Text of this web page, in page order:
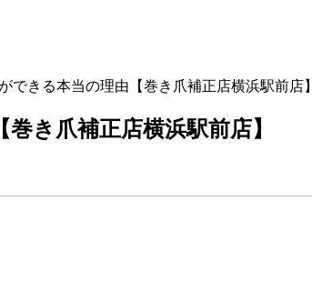
できる本当の理由【巻き爪補正店横浜駅前店】
き爪補正店横浜駅前店】